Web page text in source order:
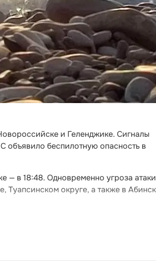
и Геленджике. Сигналы
объявило беспилотную опасность в
— в 18:48. Одновременно угроза атаки
Туапсинском округе, а также в